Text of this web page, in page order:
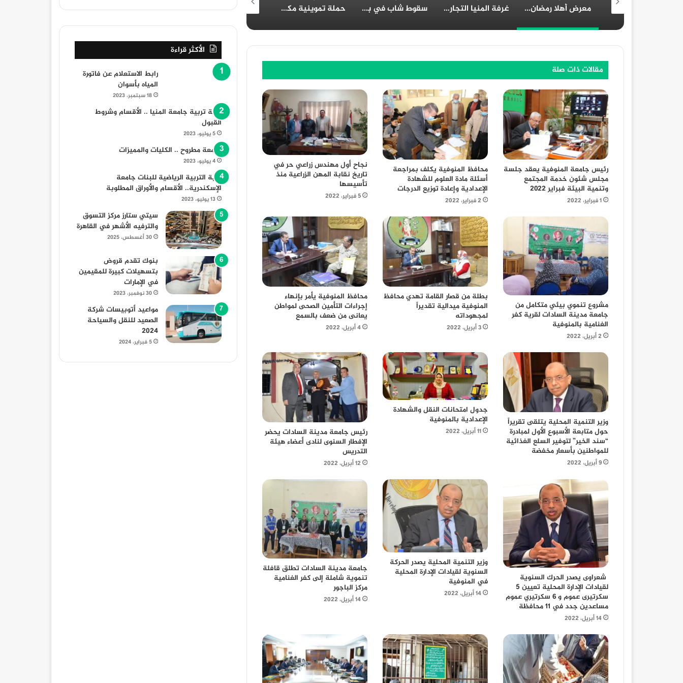
معرض أهلا رمضان 2024 في محافظة قنا: دليل شامل غرفة المنيا التجارية تُهنئ الرئيس السيسي بمناسبة الولاية الجديدة سقوط شاب في بئر بالمنيا: المحافظ يتابع تداعيات الحادث حملة تموينية مكبرة بسمالوط بقيادة وكيل وزارة التموين بالمنيا مسجد الفولي بالمنيا: منارة دينية وتاريخية عريقة معرض أهلا رمضان 2024 في المنوفية: أماكن وأسعار السلع
مقالات ذات صلة
رئيس جامعة المنوفية يعقد جلسة
مجلس شئون خدمة المجتمع
وتنمية البيئة فبراير ٢٠٢٢
1 فبراير، 2022
محافظ المنوفية يكلف بمراجعة
أسئلة مادة العلوم للشهادة
الإعدادية وإعادة توزيع الدرجات
2 فبراير، 2022
نجاح أول مهندس زراعي حر في
تاريخ نقابة المهن الزراعية منذ
تأسيسها
5 فبراير، 2022
مشروع تنموي بيئي متكامل من
جامعة مدينة السادات لقرية كفر
الغنامية بالمنوفية
2 أبريل، 2022
بطلة من قصار القامة تهدي محافظ
المنوفية ميدالية تقديراً
لمجهوداته
3 أبريل، 2022
محافظ المنوفية يأمر بإنهاء
إجراءات التأمين الصحى لمواطن
يعانى من ضعف بالسمع
4 أبريل، 2022
وزير التنمية المحلية يتلقى تقريراً
حول متابعة الأسبوع الأول لمبادرة
“سند الخير” لتوفير السلع الغذائية
للمواطنين بأسعار مخفضة
9 أبريل، 2022
جدول امتحانات النقل والشهادة
الإعدادية بالمنوفية
11 أبريل، 2022
رئيس جامعة مدينة السادات يحضر
الإفطار السنوى لنادى أعضاء هيئة
التدريس
12 أبريل، 2022
شعراوى يصدر الحرك السنوية
لقيادات الإدارة المحلية تعيين 5
سكرتيرى عموم و 6 سكرتيري عموم
مساعدين جدد في 11 محافظة
14 أبريل، 2022
وزير التنمية المحلية يصدر الحركة
السنوية لقيادات الإدارة المحلية
في المنوفية
14 أبريل، 2022
جامعة مدينة السادات تطلق قافلة
تنموية شاملة إلى كفر الغنامية
مركز الباجور
14 أبريل، 2022
الأكثر قراءة
رابط الاستعلام عن فاتورة
المياه بأسوان
18 سبتمبر، 2023
كلية تربية جامعة المنيا .. الأقسام وشروط
القبول
5 يوليو، 2023
جامعة مطروح .. الكليات والمميزات
4 يوليو، 2023
كلية التربية الرياضية للبنات جامعة
الإسكندرية.. الأقسام والأوراق المطلوبة
13 يوليو، 2023
سيتي ستارز مركز التسوق
والترفيه الأشهر في القاهرة
30 أغسطس، 2025
بنوك تقدم قروض
بتسهيلات كبيرة للمقيمين
في الإمارات
30 نوفمبر، 2023
مواعيد أتوبيسات شركة
الصعيد للنقل والسياحة
2024
5 فبراير، 2024